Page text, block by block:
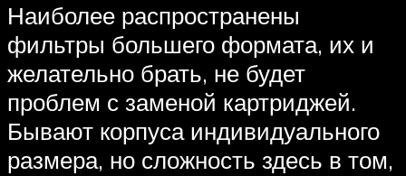
Наиболее распространены
фильтры большего формата, их и
желательно брать, не будет
проблем с заменой картриджей.
Бывают корпуса индивидуального
размера, но сложность здесь в том,